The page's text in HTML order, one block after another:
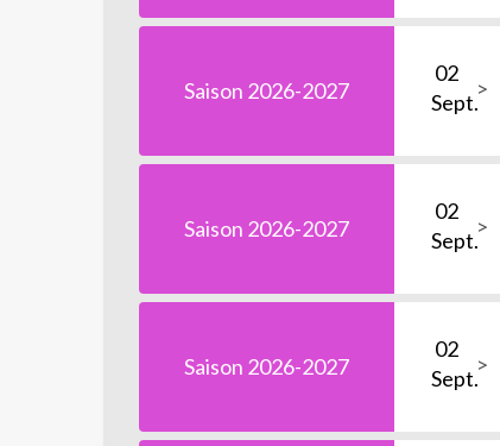
Saison 2026-2027
02
Sept.
Saison 2026-2027
02
Sept.
Saison 2026-2027
02
Sept.